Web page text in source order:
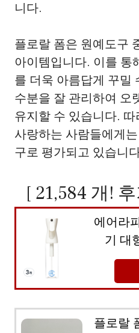
니다.
플로랄 폼은 원예도구
아이템입니다. 이를 통
를 더욱 아름답게 꾸밀
수분을 잘 관리하여 오
유지할 수 있습니다.
사랑하는 사람들에게
구로 평가되고 있습니
[ 21,584 개!
에어라
기 대
플로랄